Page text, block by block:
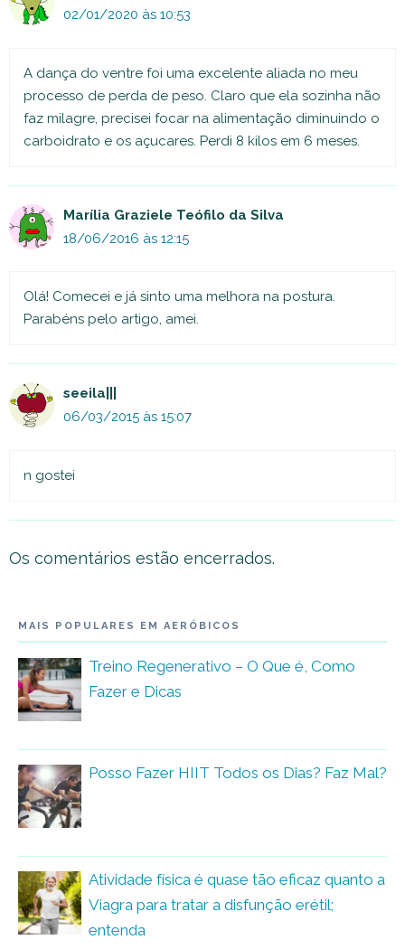
02/01/2020 às 10:53
A dança do ventre foi uma excelente aliada no meu
processo de perda de peso. Claro que ela sozinha não
faz milagre, precisei focar na alimentação diminuindo o
carboidrato e os açucares. Perdi 8 kilos em 6 meses.
Marília Graziele Teófilo da Silva
18/06/2016 às 12:15
Olá! Comecei e já sinto uma melhora na postura.
Parabéns pelo artigo, amei.
seeila|||
06/03/2015 às 15:07
n gostei
Os comentários estão encerrados.
MAIS POPULARES EM AERÓBICOS
Treino Regenerativo – O Que é, Como
Fazer e Dicas
Posso Fazer HIIT Todos os Dias? Faz Mal?
Atividade física é quase tão eficaz quanto a
Viagra para tratar a disfunção erétil;
entenda